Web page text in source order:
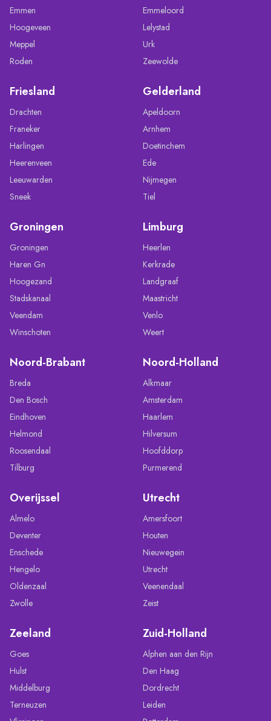
Emmen
Hoogeveen
Meppel
Roden
Emmeloord
Lelystad
Urk
Zeewolde
Friesland
Drachten
Franeker
Harlingen
Heerenveen
Leeuwarden
Sneek
Gelderland
Apeldoorn
Arnhem
Doetinchem
Ede
Nijmegen
Tiel
Groningen
Groningen
Haren Gn
Hoogezand
Stadskanaal
Veendam
Winschoten
Limburg
Heerlen
Kerkrade
Landgraaf
Maastricht
Venlo
Weert
Noord-Brabant
Breda
Den Bosch
Eindhoven
Helmond
Roosendaal
Tilburg
Noord-Holland
Alkmaar
Amsterdam
Haarlem
Hilversum
Hoofddorp
Purmerend
Overijssel
Almelo
Deventer
Enschede
Hengelo
Oldenzaal
Zwolle
Utrecht
Amersfoort
Houten
Nieuwegein
Utrecht
Veenendaal
Zeist
Zeeland
Goes
Hulst
Middelburg
Terneuzen
Zuid-Holland
Alphen aan den Rijn
Den Haag
Dordrecht
Leiden